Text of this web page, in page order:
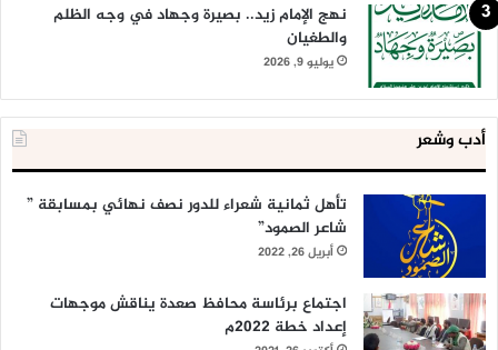
نهج الإمام زيد.. بصيرة وجهاد في وجه الظلم
والطغيان
يوليو 9, 2026
أدب وشعر
تأهل ثمانية شعراء للدور نصف نهائي بمسابقة ”
شاعر الصمود”
أبريل 26, 2022
اجتماع برئاسة محافظ صعدة يناقش موجهات
إعداد خطة 2022م